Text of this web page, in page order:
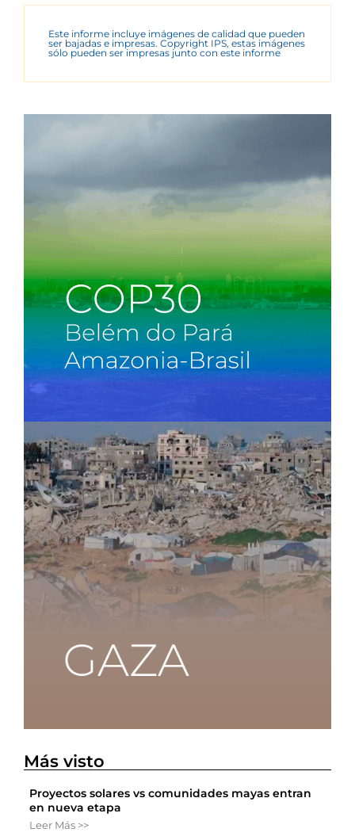
Este informe incluye imágenes de calidad que pueden
ser bajadas e impresas. Copyright IPS, estas imágenes
sólo pueden ser impresas junto con este informe
Más visto
Proyectos solares vs comunidades mayas entran
en nueva etapa
Leer Más >>